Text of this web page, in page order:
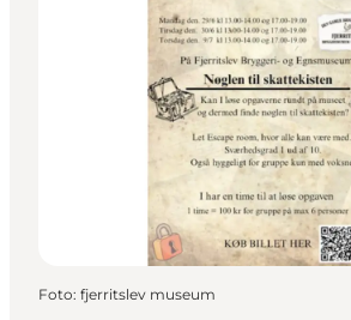
Foto: fjerritslev museum